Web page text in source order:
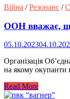
Війна /Резонанс /
ООН вважає,
05.10.2023
Організація
на якому окупанти
Read More